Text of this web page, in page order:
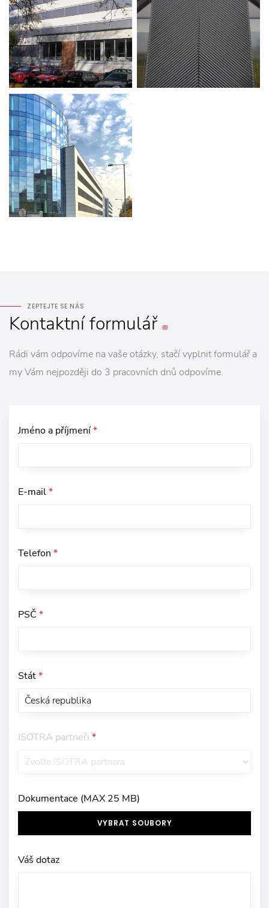
ZEPTEJTE SE NÁS
Kontaktníformulář
Rádi vám odpovíme na vaše otázky, stačí vyplnit formulář a
my Vám nejpozději do 3 pracovních dnů odpovíme.
Jméno a příjmení*
E-mail*
Telefon *
PSČ *
Stát*
ISOTRA partneři *
Dokumentace (MAX 25 MB)
VYBRAT SOUBORY
Váš dotaz